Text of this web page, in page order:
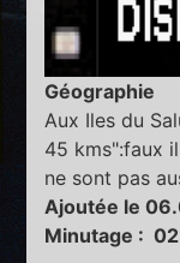
Géographie
Aux Iles du
45 kms":faux
ne sont pas
Ajoutée le
Minutage :